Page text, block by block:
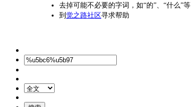
去掉可能不必要的字词，如“的”、“什么”等
到 觉之路社区寻求帮助